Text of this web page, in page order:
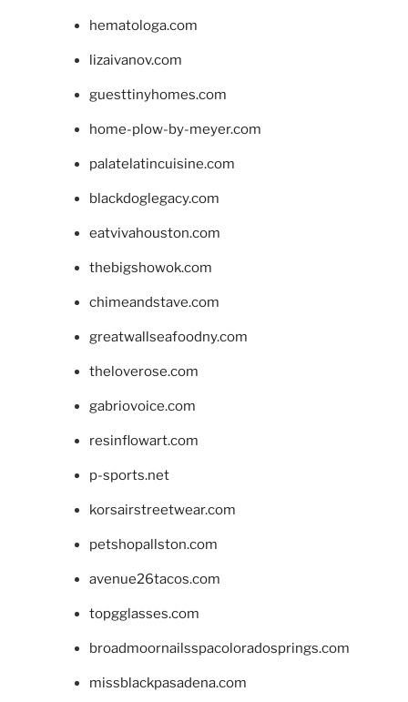
hematologa.com
lizaivanov.com
guesttinyhomes.com
home-plow-by-meyer.com
palatelatincuisine.com
blackdoglegacy.com
eatvivahouston.com
thebigshowok.com
chimeandstave.com
greatwallseafoodny.com
theloverose.com
gabriovoice.com
resinflowart.com
p-sports.net
korsairstreetwear.com
petshopallston.com
avenue26tacos.com
topgglasses.com
broadmoornailsspacoloradosprings.com
missblackpasadena.com